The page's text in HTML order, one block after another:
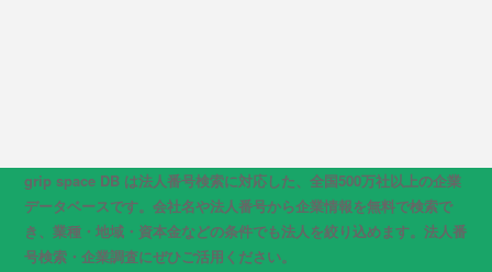
grip space DB は法人番号検索に対応した、全国500万社以上の企業
データベースです。会社名や法人番号から企業情報を無料で検索で
き、業種・地域・資本金などの条件でも法人を絞り込めます。法人番
号検索・企業調査にぜひご活用ください。